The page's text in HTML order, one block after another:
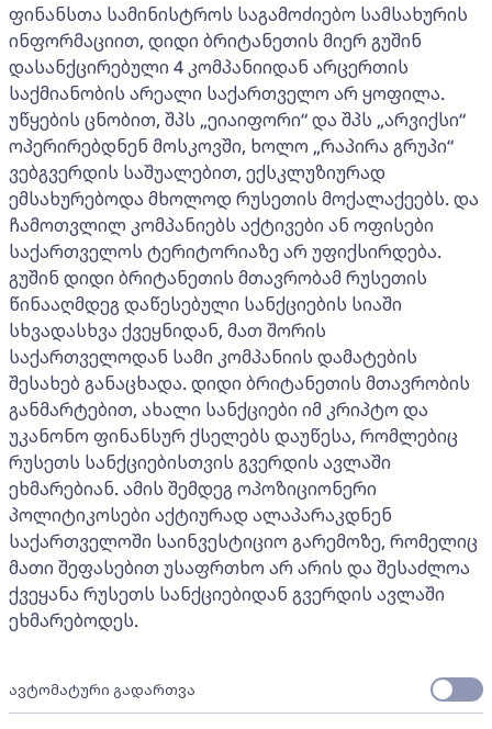
ფინანსთა სამინისტროს საგამოძიებო სამსახურის
ინფორმაციით, დიდი ბრიტანეთის მიერ გუშინ
დასანქცირებული 4 კომპანიიდან არცერთის
საქმიანობის არეალი საქართველო არ ყოფილა.
უწყების ცნობით, შპს „ეიაიფორი“ და შპს „არვიქსი“
ოპერირებდნენ მოსკოვში, ხოლო „რაპირა გრუპი“
ვებგვერდის საშუალებით, ექსკლუზიურად
ემსახურებოდა მხოლოდ რუსეთის მოქალაქეებს. და
ჩამოთვლილ კომპანიებს აქტივები ან ოფისები
საქართველოს ტერიტორიაზე არ უფიქსირდება.
გუშინ დიდი ბრიტანეთის მთავრობამ რუსეთის
წინააღმდეგ დაწესებული სანქციების სიაში
სხვადასხვა ქვეყნიდან, მათ შორის
საქართველოდან სამი კომპანიის დამატების
შესახებ განაცხადა. დიდი ბრიტანეთის მთავრობის
განმარტებით, ახალი სანქციები იმ კრიპტო და
უკანონო ფინანსურ ქსელებს დაუწესა, რომლებიც
რუსეთს სანქციებისთვის გვერდის ავლაში
ეხმარებიან. ამის შემდეგ ოპოზიციონერი
პოლიტიკოსები აქტიურად ალაპარაკდნენ
საქართველოში საინვესტიციო გარემოზე, რომელიც
მათი შეფასებით უსაფრთხო არ არის და შესაძლოა
ქვეყანა რუსეთს სანქციებიდან გვერდის ავლაში
ეხმარებოდეს.
ავტომატური გადართვა